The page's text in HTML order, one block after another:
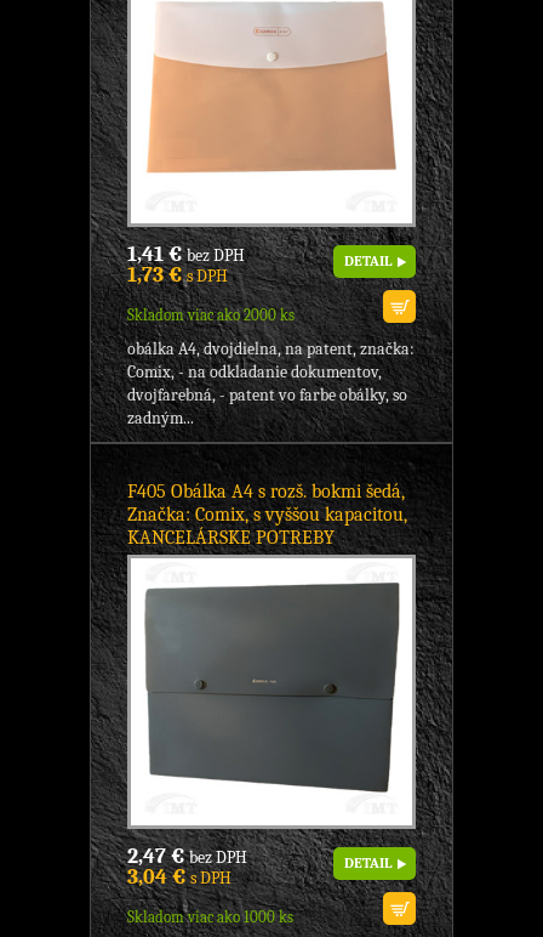
1,41 €bez DPH
1,73 €s DPH
Skladom viac ako 2000 ks
DETAIL
obálka A4, dvojdielna, na patent, značka:
Comix, - na odkladanie dokumentov,
dvojfarebná, - patent vo farbe obálky, so
zadným...
F405 Obálka A4 s rozš. bokmi šedá,
Značka: Comix, s vyššou kapacitou,
KANCELÁRSKE POTREBY
2,47 €bez DPH
3,04 €s DPH
Skladom viac ako 1000 ks
DETAIL